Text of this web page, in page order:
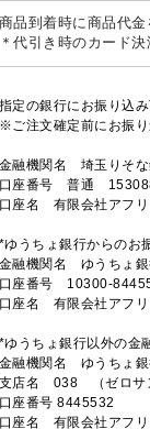
商品到着時に商品代
＊代引き時のカード
指定の銀行にお振り込
※ご注文確定前にお振
金融機関名 埼玉りそ
口座番号 普通
口座名 有限会社アフ
*ゆうちょ銀行からのお
金融機関名 ゆうちょ
口座番号 10300-
口座名 有限会社アフ
*ゆうちょ銀行以外の金
金融機関名 ゆうちょ
支店名 038 （ゼロサ
口座番号 8445532
口座名 有限会社アフ